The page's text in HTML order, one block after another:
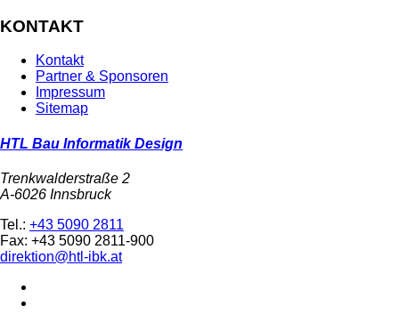
KONTAKT
Kontakt
Partner & Sponsoren
Impressum
Sitemap
HTL Bau Informatik Design
Trenkwalderstraße 2
A-6026 Innsbruck
Tel.: +43 5090 2811
Fax: +43 5090 2811-900
direktion@htl-ibk.at